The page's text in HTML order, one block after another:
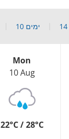
10 ימים
Mon
10 Aug
22°C / 28°C